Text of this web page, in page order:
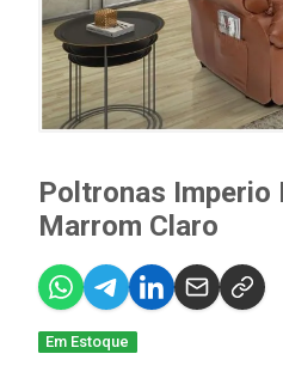
Poltronas Imperio
Marrom Claro
Em Estoque